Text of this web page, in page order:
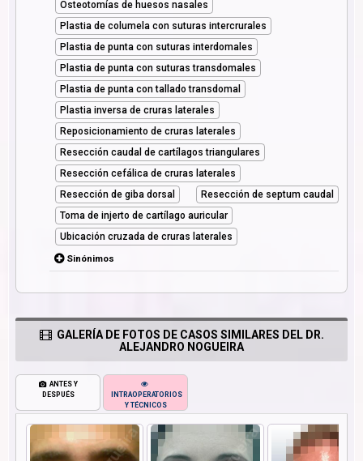
Osteotomías de huesos nasales
Plastia de columela con suturas intercrurales
Plastia de punta con suturas interdomales
Plastia de punta con suturas transdomales
Plastia de punta con tallado transdomal
Plastia inversa de cruras laterales
Reposicionamiento de cruras laterales
Resección caudal de cartílagos triangulares
Resección cefálica de cruras laterales
Resección de giba dorsal
Resección de septum caudal
Toma de injerto de cartílago auricular
Ubicación cruzada de cruras laterales
Sinónimos
GALERÍA DE FOTOS DE CASOS SIMILARES DEL DR.
ALEJANDRO NOGUEIRA
ANTES Y
DESPUÉS
INTRAOPERATORIOS
Y TÉCNICOS